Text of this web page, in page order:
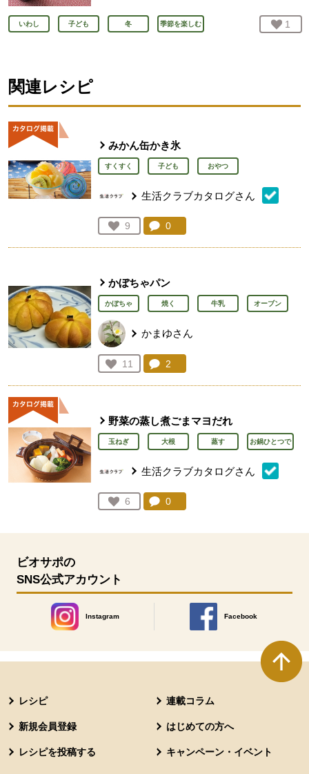
いわし 子ども 冬 季節を楽しむ お気
1
関連レシピ
みかん缶かき氷
すくすく 子ども おやつ
生活クラブカタログさん
お気に入り登録：
9
人が登録
コメント：
0
かぼちゃパン
かぼちゃ 焼く 牛乳 オーブン
かまゆさん
お気に入り登録：
11
人が登録
コメント：
2
野菜の蒸し煮ごまマヨだれ
玉ねぎ 大根 蒸す お鍋ひとつで
生活クラブカタログさん
お気に入り登録：
6
人が登録
コメント：
0
ビオサポの
SNS公式アカウント
Instagram
別のウィンドウで開きます。
Facebook
レシピ 連載コラム
新規会員登録 はじめての方へ
レシピを投稿する キャンペーン・イベント